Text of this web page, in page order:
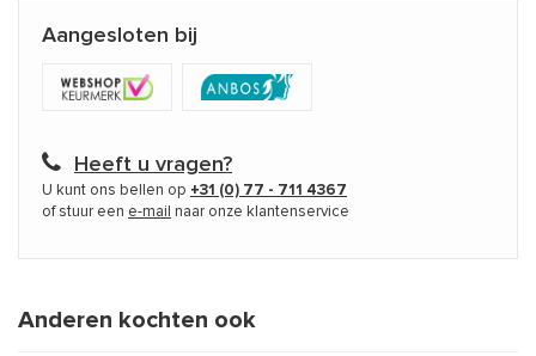
Aangesloten bij
Heeft u vragen?
U kunt ons bellen op +31 (0) 77 - 711 4367
of stuur een e-mail naar onze klantenservice
Anderen kochten ook